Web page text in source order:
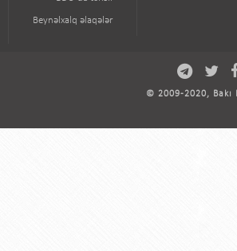
Beynəlxalq əlaqələr
© 2009-2020,